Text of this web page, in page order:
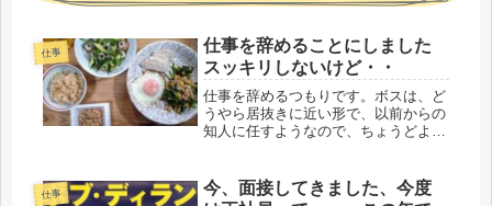
仕事
仕事を辞めることにしました
スッキリしないけど・・
仕事を辞めるつもりです。ボスは、ど
うやら居抜きに近い形で、以前からの
知人に任すようなので、ちょうどよい
ら、勤め始めて、早８カ月。色々、問
題点も多いけど、そこは上場企業とは
仕事
今、面接してきました、今度